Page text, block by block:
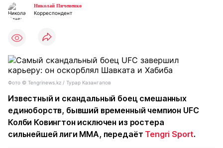
Николай Пичененко
Корреспондент
Фото © Tengrinews.kz / Турар Казангапов
Известный и скандальный боец смешанных
единоборств, бывший временный чемпион UFC
Колби Ковингтон исключен из ростера
сильнейшей лиги MMA, передаёт Tengri Sport.